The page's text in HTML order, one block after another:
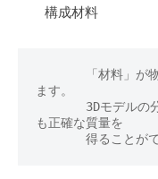
構成材料
「材料」が物理
ます。
3Dモデルの分析
も正確な質量を
得ることがで